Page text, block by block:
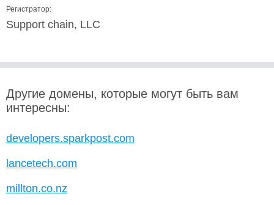
Регистратор:
Support chain, LLC
Другие домены, которые могут быть вам
интересны:
developers.sparkpost.com
lancetech.com
millton.co.nz